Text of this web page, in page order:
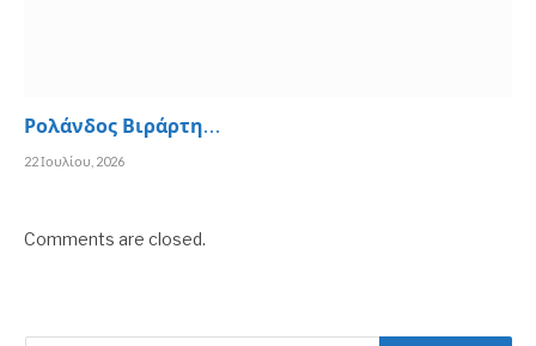
Ρολάνδος Βιράρτη…
22 Ιουλίου, 2026
Comments are closed.